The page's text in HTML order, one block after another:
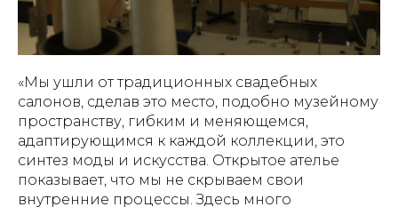
«Мы ушли от традиционных свадебных
салонов, сделав это место, подобно музейному
пространству, гибким и меняющемся,
адаптирующимся к каждой коллекции, это
синтез моды и искусства. Открытое ателье
показывает, что мы не скрываем свои
внутренние процессы. Здесь много